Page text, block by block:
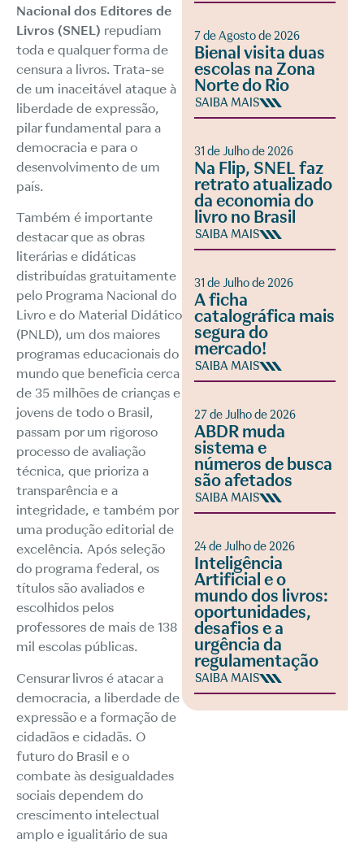
Nacional dos Editores de
Livros (SNEL) repudiam
toda e qualquer forma de
censura a livros. Trata-se
de um inaceitável ataque à
liberdade de expressão,
pilar fundamental para a
democracia e para o
desenvolvimento de um
país.
Também é importante
destacar que as obras
literárias e didáticas
distribuídas gratuitamente
pelo Programa Nacional do
Livro e do Material Didático
(PNLD), um dos maiores
programas educacionais do
mundo que beneficia cerca
de 35 milhões de crianças e
jovens de todo o Brasil,
passam por um rigoroso
processo de avaliação
técnica, que prioriza a
transparência e a
integridade, e também por
uma produção editorial de
excelência. Após seleção
do programa federal, os
títulos são avaliados e
escolhidos pelos
professores de mais de 138
mil escolas públicas.
Censurar livros é atacar a
democracia, a liberdade de
expressão e a formação de
cidadãos e cidadãs. O
futuro do Brasil e o
combate às desigualdades
sociais dependem do
crescimento intelectual
amplo e igualitário de sua
7 de Agosto de 2026
Bienal visita duas
escolas na Zona
Norte do Rio
SAIBA MAIS
31 de Julho de 2026
Na Flip, SNEL faz
retrato atualizado
da economia do
livro no Brasil
SAIBA MAIS
31 de Julho de 2026
A ficha
catalográfica mais
segura do
mercado!
SAIBA MAIS
27 de Julho de 2026
ABDR muda
sistema e
números de busca
são afetados
SAIBA MAIS
24 de Julho de 2026
Inteligência
Artificial e o
mundo dos livros:
oportunidades,
desafios e a
urgência da
regulamentação
SAIBA MAIS